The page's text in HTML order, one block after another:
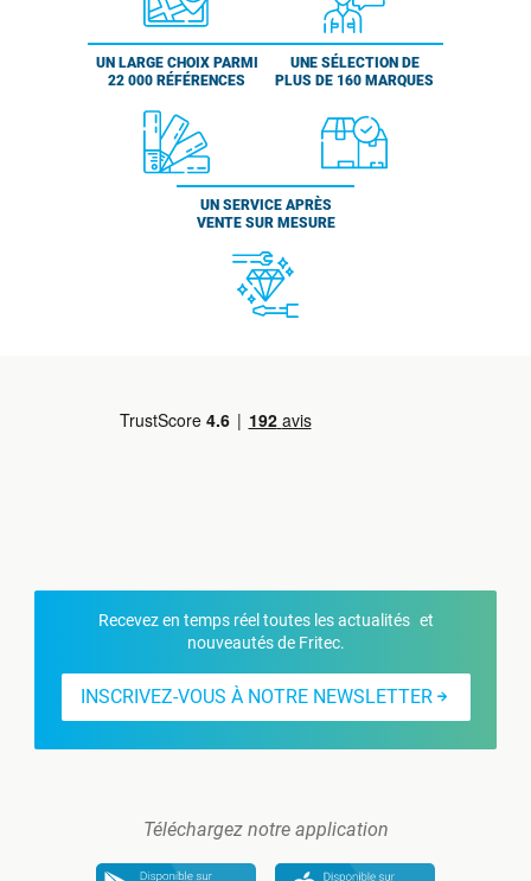
UN LARGE CHOIX PARMI
22 000 RÉFÉRENCES
UNE SÉLECTION DE
PLUS DE 160 MARQUES
UN SERVICE APRÈS
VENTE SUR MESURE
Recevez en temps réel toutes les actualités et
nouveautés de Fritec.
INSCRIVEZ-VOUS À NOTRE NEWSLETTER
Téléchargez notre application